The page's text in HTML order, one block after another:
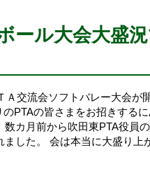
ル大会大盛況
交流会ソフトバレー大会が
PTAの皆さまをお招きする
カ月前から吹田東PTA役員
した。 会は本当に大盛り上